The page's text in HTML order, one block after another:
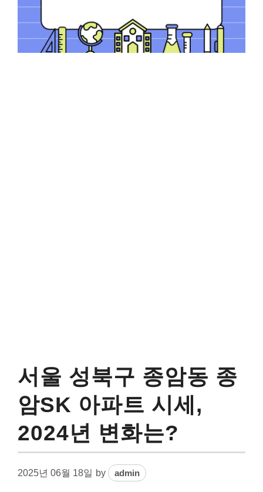
서울 성북구 종암동 종
암SK 아파트 시세,
2024년 변화는?
2025년 06월 18일 by admin